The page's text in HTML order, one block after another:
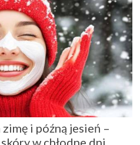
i późną jesień –